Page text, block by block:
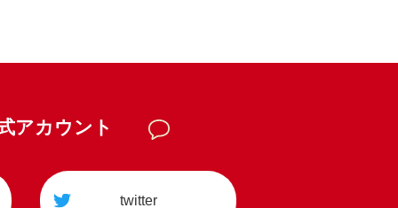
アカウント
twitter